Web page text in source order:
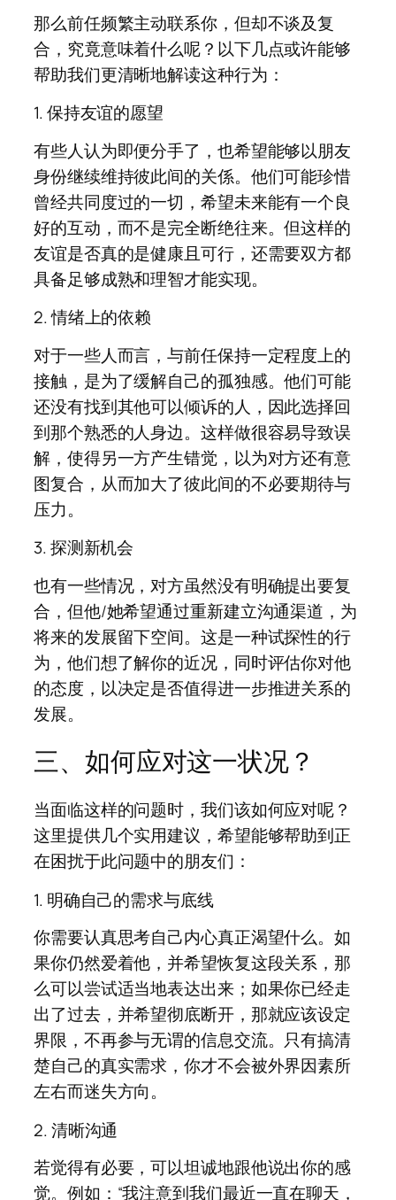
那么前任频繁主动联系你，但却不谈及复
合，究竟意味着什么呢？以下几点或许能够
帮助我们更清晰地解读这种行为：
1. 保持友谊的愿望
有些人认为即便分手了，也希望能够以朋友
身份继续维持彼此间的关係。他们可能珍惜
曾经共同度过的一切，希望未来能有一个良
好的互动，而不是完全断绝往来。但这样的
友谊是否真的是健康且可行，还需要双方都
具备足够成熟和理智才能实现。
2. 情绪上的依赖
对于一些人而言，与前任保持一定程度上的
接触，是为了缓解自己的孤独感。他们可能
还没有找到其他可以倾诉的人，因此选择回
到那个熟悉的人身边。这样做很容易导致误
解，使得另一方产生错觉，以为对方还有意
图复合，从而加大了彼此间的不必要期待与
压力。
3. 探测新机会
也有一些情况，对方虽然没有明确提出要复
合，但他/她希望通过重新建立沟通渠道，为
将来的发展留下空间。这是一种试探性的行
为，他们想了解你的近况，同时评估你对他
的态度，以决定是否值得进一步推进关系的
发展。
三、如何应对这一状况？
当面临这样的问题时，我们该如何应对呢？
这里提供几个实用建议，希望能够帮助到正
在困扰于此问题中的朋友们：
1. 明确自己的需求与底线
你需要认真思考自己内心真正渴望什么。如
果你仍然爱着他，并希望恢复这段关系，那
么可以尝试适当地表达出来；如果你已经走
出了过去，并希望彻底断开，那就应该设定
界限，不再参与无谓的信息交流。只有搞清
楚自己的真实需求，你才不会被外界因素所
左右而迷失方向。
2. 清晰沟通
若觉得有必要，可以坦诚地跟他说出你的感
觉。例如：“我注意到我们最近一直在聊天，